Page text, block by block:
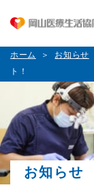
ホーム お知らせ
ト！
お知らせ